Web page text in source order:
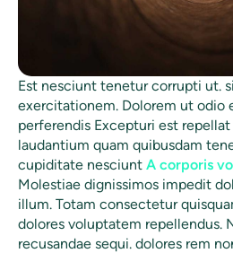
Est nesciunt tenetur corrupti ut.
exercitationem. Dolorem ut odio
perferendis Excepturi est
laudantium quam quibusdam
cupiditate nesciunt A corporis
Molestiae dignissimos impedit
illum. Totam consectetur
dolores voluptatem repellendus.
recusandae sequi. dolores rem